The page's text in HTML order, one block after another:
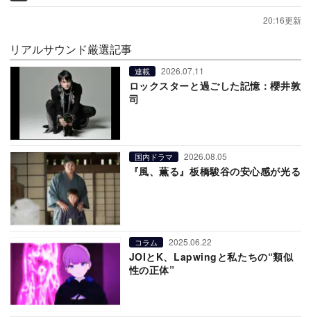
20:16更新
リアルサウンド厳選記事
連載 2026.07.11
ロックスターと過ごした記憶：櫻井敦
司
国内ドラマ 2026.08.05
『風、薫る』板橋駿谷の安心感が光る
コラム 2025.06.22
JOIとK、Lapwingと私たちの“類似
性の正体”